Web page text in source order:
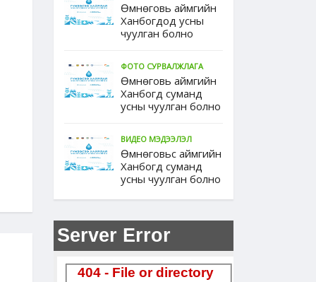
Өмнөговь аймгийн
Ханбогдод усны
чуулган болно
ФОТО СУРВАЛЖЛАГА
Өмнөговь аймгийн
Ханбогд суманд
усны чуулган болно
ВИДЕО МЭДЭЭЛЭЛ
Өмнөговьс аймгийн
Ханбогд суманд
усны чуулган болно